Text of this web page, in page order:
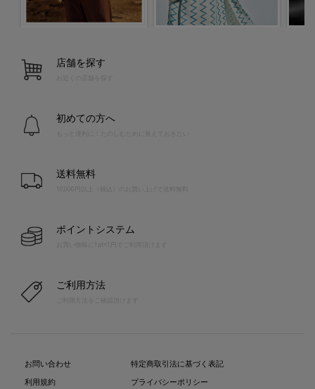
店舗を探す
お近くの店舗を探す
初めての方へ
送料無料
10,000円以上（税込）のお買い上げで送料無料
ポイントシステム
お買い物毎に1pt=1円でご利用頂けます
ご利用方法
お問い合わせ
利用規約
特定商取引法に基づく表記
プライバシーポリシー